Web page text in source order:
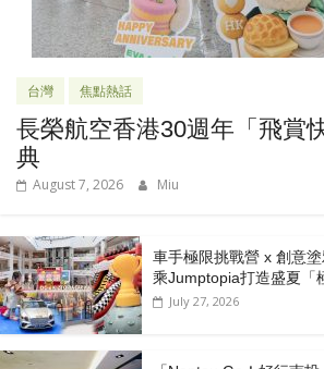
台灣 焦點熱話
長榮航空香港30週年「飛賞
典
August 7, 2026 Miu
車手極限挑戰營 x 創意
乘Jumptopia打造盛夏「
July 27, 2026